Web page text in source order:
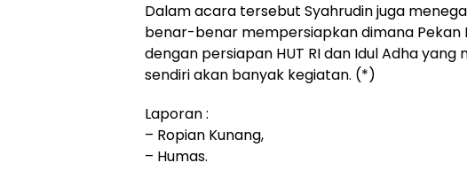
Dalam acara tersebut Syahrudin juga
benar-benar mempersiapkan dimana Pekan
dengan persiapan HUT RI dan Idul Adha
sendiri akan banyak kegiatan. (*)
Laporan :
– Ropian Kunang,
– Humas.